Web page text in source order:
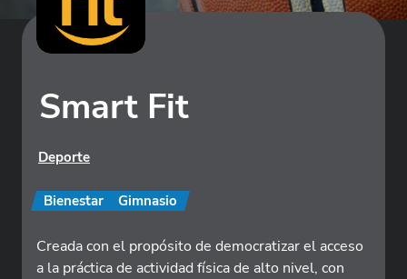
Smart Fit
Deporte
Bienestar Gimnasio
Creada con el propósito de democratizar el acceso
a la práctica de actividad física de alto nivel, con